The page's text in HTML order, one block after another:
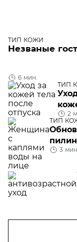
ТИП КОЖИ
Незваные
6 мин.
ТИП
2
ТИП
лица
3